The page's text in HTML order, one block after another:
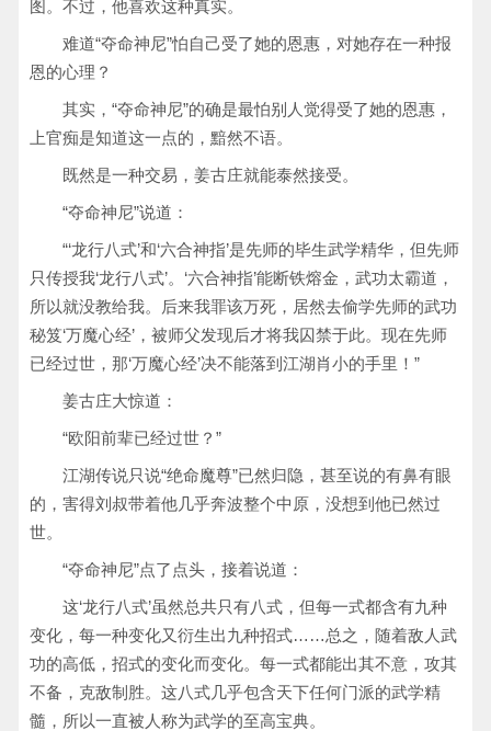
图。不过，他喜欢这种真实。
难道“夺命神尼”怕自己受了她的恩惠，对她存在一种报
恩的心理？
其实，“夺命神尼”的确是最怕别人觉得受了她的恩惠，
上官痴是知道这一点的，黯然不语。
既然是一种交易，姜古庄就能泰然接受。
“夺命神尼”说道：
“‘龙行八式’和‘六合神指’是先师的毕生武学精华，但先师
只传授我‘龙行八式’。‘六合神指’能断铁熔金，武功太霸道，
所以就没教给我。后来我罪该万死，居然去偷学先师的武功
秘笈‘万魔心经’，被师父发现后才将我囚禁于此。现在先师
已经过世，那‘万魔心经’决不能落到江湖肖小的手里！”
姜古庄大惊道：
“欧阳前辈已经过世？”
江湖传说只说“绝命魔尊”已然归隐，甚至说的有鼻有眼
的，害得刘叔带着他几乎奔波整个中原，没想到他已然过
世。
“夺命神尼”点了点头，接着说道：
这‘龙行八式’虽然总共只有八式，但每一式都含有九种
变化，每一种变化又衍生出九种招式……总之，随着敌人武
功的高低，招式的变化而变化。每一式都能出其不意，攻其
不备，克敌制胜。这八式几乎包含天下任何门派的武学精
髓，所以一直被人称为武学的至高宝典。